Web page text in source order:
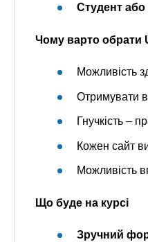
Студент або
Чому варто обрати
Можливість
Отримувати
Гнучкість –
Кожен сайт
Можливість
Що буде на курсі
Зручний